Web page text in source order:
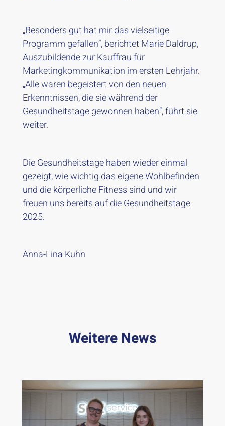
„Besonders gut hat mir das vielseitige
Programm gefallen“, berichtet Marie Daldrup,
Auszubildende zur Kauffrau für
Marketingkommunikation im ersten Lehrjahr.
„Alle waren begeistert von den neuen
Erkenntnissen, die sie während der
Gesundheitstage gewonnen haben“, führt sie
weiter.
Die Gesundheitstage haben wieder einmal
gezeigt, wie wichtig das eigene Wohlbefinden
und die körperliche Fitness sind und wir
freuen uns bereits auf die Gesundheitstage
2025.
Anna-Lina Kuhn
Weitere News